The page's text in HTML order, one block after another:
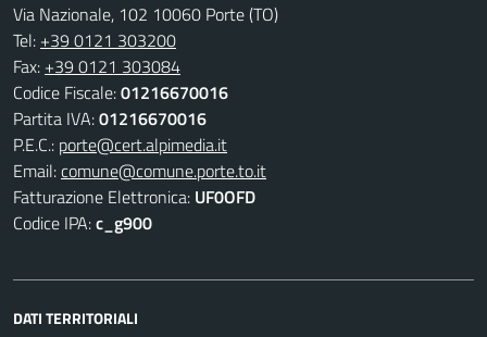
Via Nazionale, 102 10060 Porte (TO)
Tel: +39 0121 303200
Fax: +39 0121 303084
Codice Fiscale:01216670016
Partita IVA:01216670016
P.E.C.: porte@cert.alpimedia.it
Email:comune@comune.porte.to.it
Fatturazione Elettronica: UF0OFD
Codice IPA:c_g900
DATI TERRITORIALI